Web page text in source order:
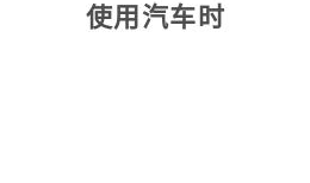
使用汽车时